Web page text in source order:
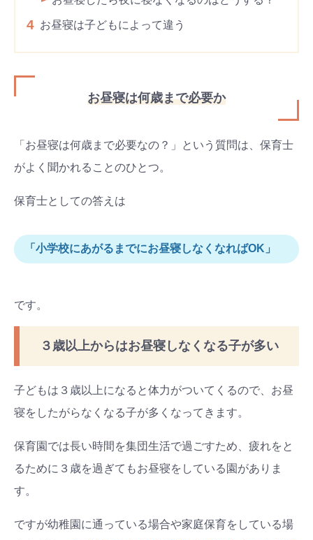
4 お昼寝は子どもによって違う
お昼寝は何歳まで必要か
「お昼寝は何歳まで必要なの？」という質問は、保育士
がよく聞かれることのひとつ。
保育士としての答えは
「小学校にあがるまでにお昼寝しなくなればOK」
です。
３歳以上からはお昼寝しなくなる子が多い
子どもは３歳以上になると体力がついてくるので、お昼
寝をしたがらなくなる子が多くなってきます。
保育園では長い時間を集団生活で過ごすため、疲れをと
るために３歳を過ぎてもお昼寝をしている園がありま
す。
ですが幼稚園に通っている場合や家庭保育をしている場